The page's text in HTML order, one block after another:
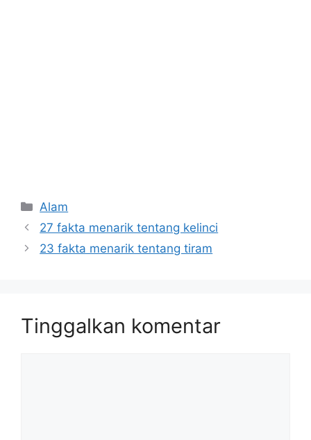
Kategori
Alam
27 fakta menarik tentang kelinci
23 fakta menarik tentang tiram
Tinggalkan komentar